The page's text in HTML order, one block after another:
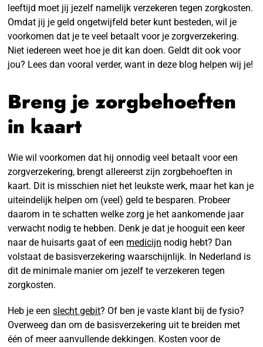
leeftijd moet jij jezelf namelijk verzekeren tegen zorgkosten.
Omdat jij je geld ongetwijfeld beter kunt besteden, wil je
voorkomen dat je te veel betaalt voor je zorgverzekering.
Niet iedereen weet hoe je dit kan doen. Geldt dit ook voor
jou? Lees dan vooral verder, want in deze blog helpen wij je!
Breng je zorgbehoeften
in kaart
Wie wil voorkomen dat hij onnodig veel betaalt voor een
zorgverzekering, brengt allereerst zijn zorgbehoeften in
kaart. Dit is misschien niet het leukste werk, maar het kan je
uiteindelijk helpen om (veel) geld te besparen. Probeer
daarom in te schatten welke zorg je het aankomende jaar
verwacht nodig te hebben. Denk je dat je hooguit een keer
naar de huisarts gaat of een medicijn nodig hebt? Dan
volstaat de basisverzekering waarschijnlijk. In Nederland is
dit de minimale manier om jezelf te verzekeren tegen
zorgkosten.
Heb je eenslecht gebit? Of ben je vaste klant bij de fysio?
Overweeg dan om de basisverzekering uit te breiden met
één of meer aanvullende dekkingen. Kosten voor de